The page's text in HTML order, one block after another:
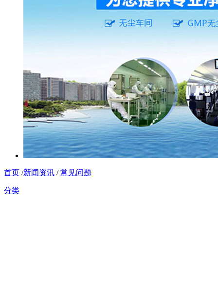
首页 /新闻资讯 /常见问题
分类